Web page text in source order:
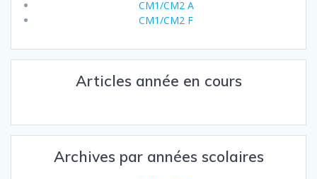
CM1/CM2 A
CM1/CM2 F
Articles année en cours
Archives par années scolaires